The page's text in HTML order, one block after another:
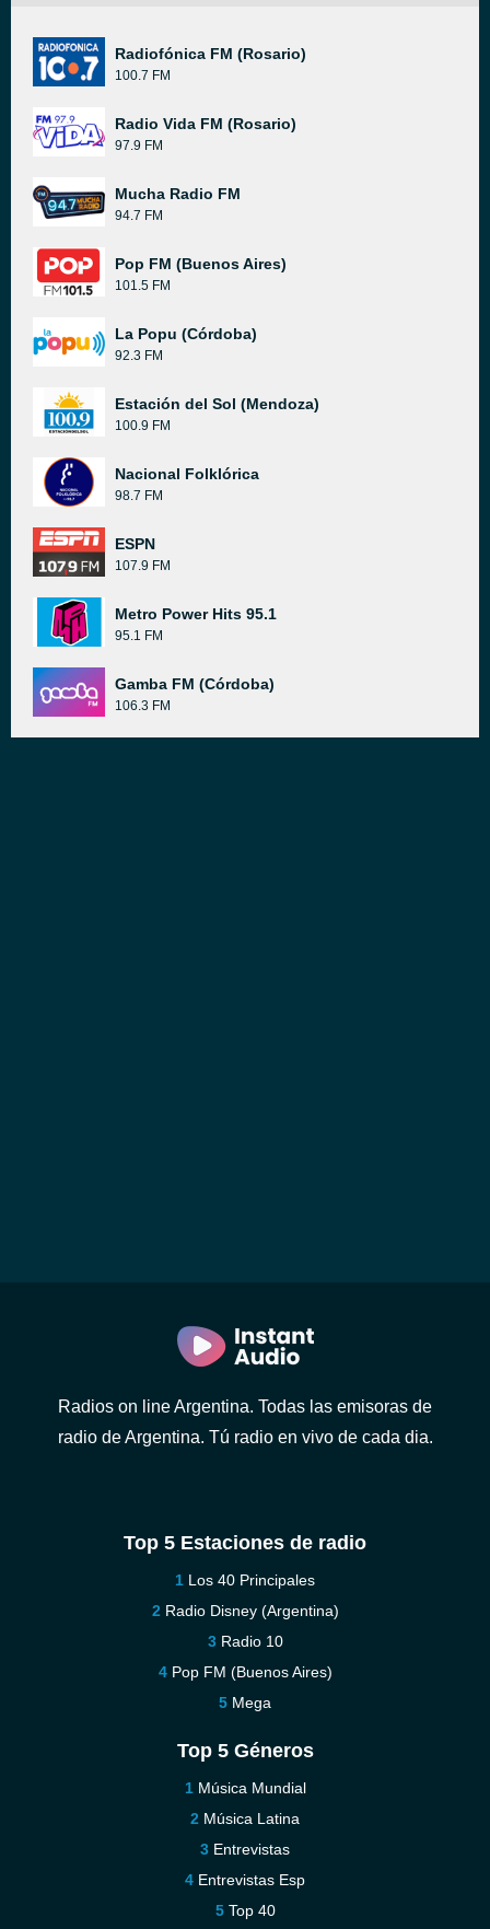
Radiofónica FM (Rosario)
100.7 FM
Radio Vida FM (Rosario)
97.9 FM
Mucha Radio FM
94.7 FM
Pop FM (Buenos Aires)
101.5 FM
La Popu (Córdoba)
92.3 FM
Estación del Sol (Mendoza)
100.9 FM
Nacional Folklórica
98.7 FM
ESPN
107.9 FM
Metro Power Hits 95.1
95.1 FM
Gamba FM (Córdoba)
106.3 FM
Radios on line Argentina. Todas las emisoras de
radio de Argentina. Tú radio en vivo de cada dia.
Top 5 Estaciones de radio
Los 40 Principales
Radio Disney (Argentina)
Radio 10
Pop FM (Buenos Aires)
Mega
Top 5 Géneros
Música Mundial
Música Latina
Entrevistas
Entrevistas Esp
Top 40